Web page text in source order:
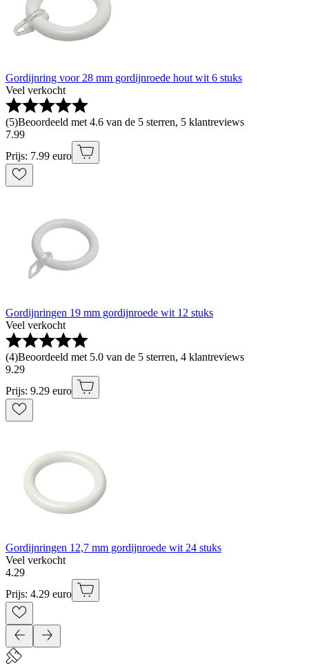
Gordijnring voor 28 mm gordijnroede hout wit 6 stuks
Veel verkocht
(5)Beoordeeld met 4.6 van de 5 sterren, 5 klantreviews
7.99
Prijs: 7.99 euro
Gordijnringen 19 mm gordijnroede wit 12 stuks
Veel verkocht
(4)Beoordeeld met 5.0 van de 5 sterren, 4 klantreviews
9.29
Prijs: 9.29 euro
Gordijnringen 12,7 mm gordijnroede wit 24 stuks
Veel verkocht
4.29
Prijs: 4.29 euro